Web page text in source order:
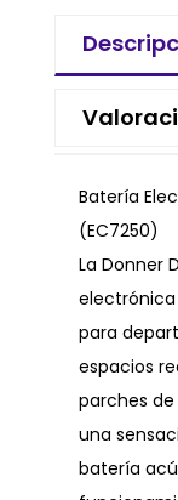
Batería
(EC7250)
La Donner
para
espacios
parches
una
batería